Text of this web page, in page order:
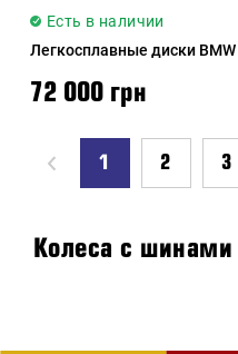
Есть в наличии
Легкосплавные диски BMW
72 000 грн
1 2 3
Колеса с